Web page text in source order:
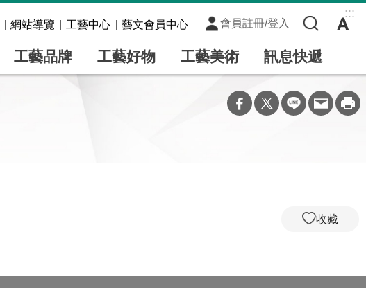
:::
網站導覽 工藝中心 藝文會員中心 會員註冊/登入
工藝品牌 工藝好物 工藝美術 訊息快遞
收藏